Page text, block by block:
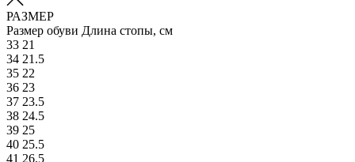
РАЗМЕР
Размер обуви Длина стопы, см
33 21
34 21.5
35 22
36 23
37 23.5
38 24.5
39 25
40 25.5
41 26.5